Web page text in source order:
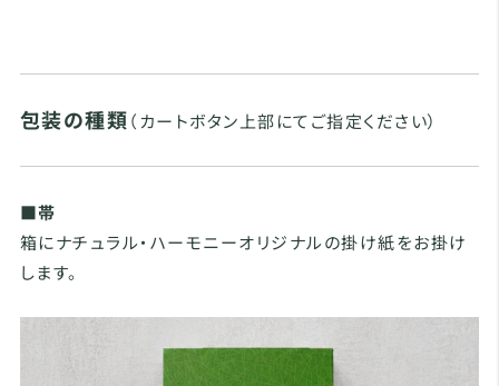
包装の種類（カートボタン上部にてご指定ください）
■帯
箱にナチュラル・ハーモニーオリジナルの掛け紙をお掛け
します。